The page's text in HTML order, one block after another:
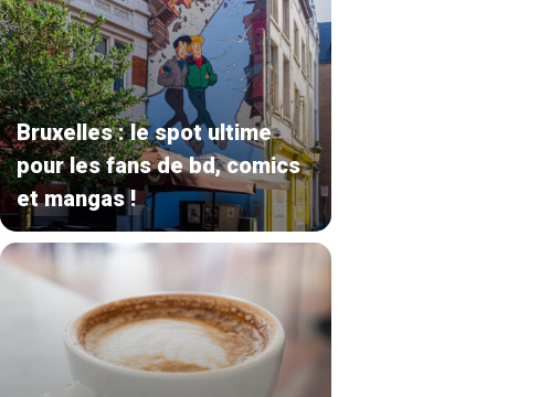
Bruxelles : le spot ultime
pour les fans de bd, comics
et mangas !